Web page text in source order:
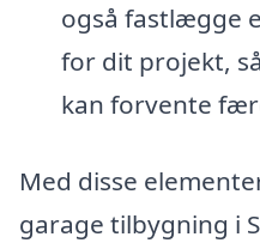
også fastlægge
for dit projekt,
kan forvente
Med disse
garage tilbygning i